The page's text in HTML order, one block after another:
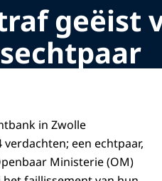
geëist
in Zwolle
een echtpaar,
Ministerie (OM)